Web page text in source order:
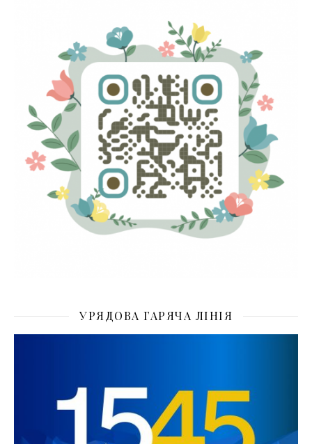
УРЯДОВА ГАРЯЧА ЛІНІЯ